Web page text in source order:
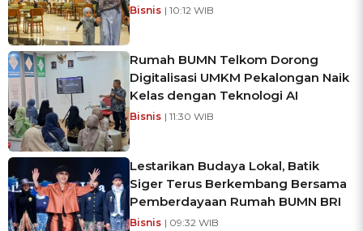
Bisnis | 10:12 WIB
Rumah BUMN Telkom Dorong
Digitalisasi UMKM Pekalongan Naik
Kelas dengan Teknologi AI
Bisnis | 11:30 WIB
Lestarikan Budaya Lokal, Batik
Siger Terus Berkembang Bersama
Pemberdayaan Rumah BUMN BRI
Bisnis | 09:32 WIB